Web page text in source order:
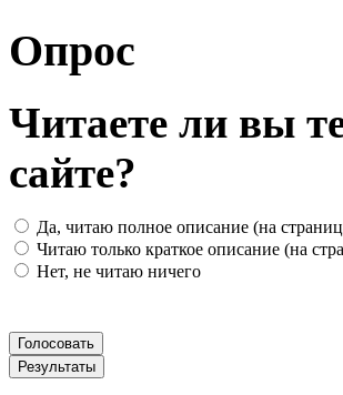
Опрос
Читаете ли вы
сайте?
Да, читаю полное описание (на
Читаю только краткое описание (на
Нет, не читаю ничего